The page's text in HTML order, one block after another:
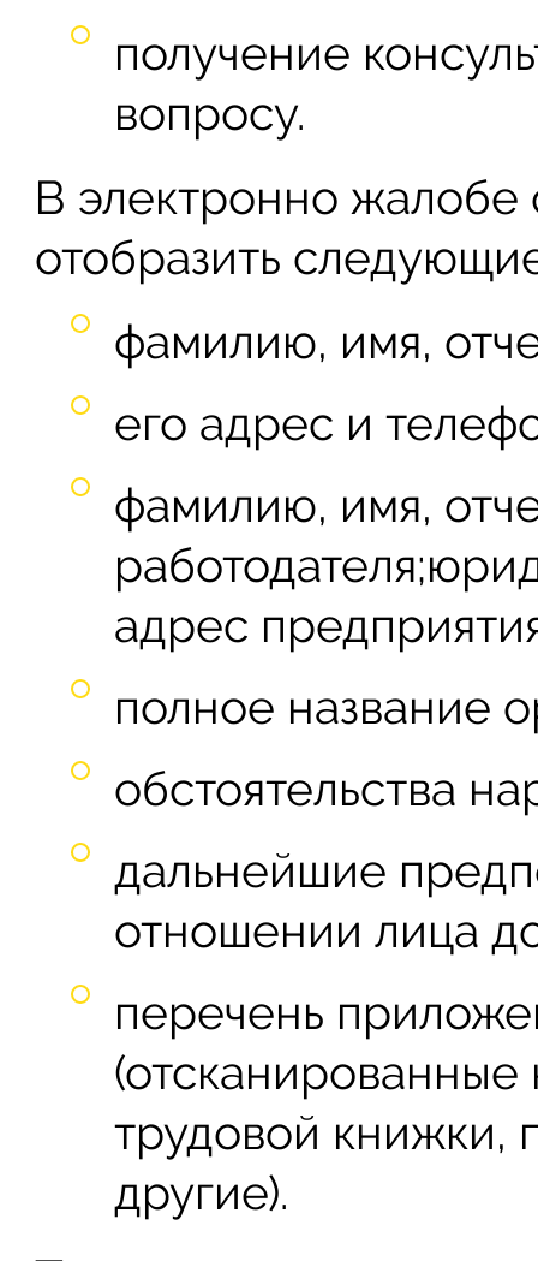
получение
вопросу.
В электронно жалобе
отобразить
фамилию, имя,
его адрес и
фамилию, имя,
адрес
полное название
обстоятельства
дальнейшие
отношении лица
перечень
(отсканированные
трудовой книжки,
другие).